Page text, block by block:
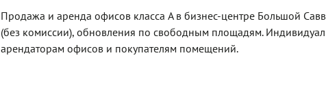
Продажа и аренда офисов класса A в бизнес-центре Большой
(без комиссии), обновления по свободным площадям.
арендаторам офисов и покупателям помещений.